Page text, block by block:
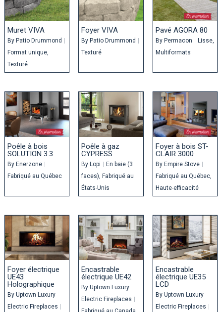
Muret VIVA
By Patio Drummond
Format unique
Texturé
Foyer VIVA
By Patio Drummond
Texturé
Pavé AGORA 80
By Permacon
Lisse
Multiformats
Poêle à bois
SOLUTION 3.3
By Enerzone |
Fabriqué au Québec
Poêle à gaz
CYPRESS
ByLopi | En baie (3
faces) Fabriqué au
États-Unis
Foyer à bois ST-
CLAIR 3000
By Empire Stove |
Fabriqué au Québec
Haute-efficacité
Foyer électrique
UE43
Holographique
By Uptown Luxury
Electric Fireplaces
Encastrable
électrique UE42
ByUptown Luxury
Electric Fireplaces
Encastrable
électrique UE35
LCD
By Uptown Luxury
Electric Fireplaces